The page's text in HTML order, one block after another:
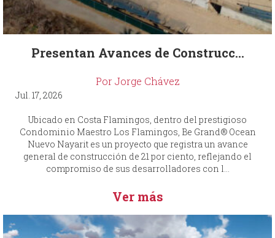
Presentan Avances de Construcc...
Por Jorge Chávez
Jul. 17, 2026
Ubicado en Costa Flamingos, dentro del prestigioso
Condominio Maestro Los Flamingos, Be Grand® Ocean
Nuevo Nayarit es un proyecto que registra un avance
general de construcción de 21 por ciento, reflejando el
compromiso de sus desarrolladores con l...
Ver más